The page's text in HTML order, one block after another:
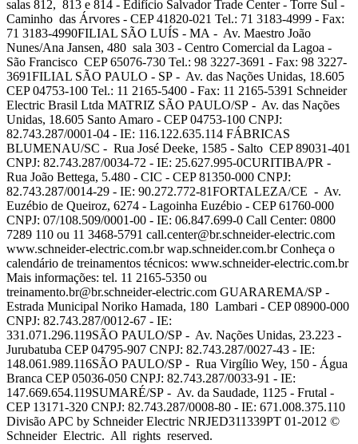
salas 812, 813 e 814 - Edifício Salvador Trade Center - Torre Sul -
Caminho das Árvores - CEP 41820-021 Tel.: 71 3183-4999 - Fax:
71 3183-4990FILIAL SÃO LUÍS - MA - Av. Maestro João
Nunes/Ana Jansen, 480 sala 303 - Centro Comercial da Lagoa -
São Francisco CEP 65076-730 Tel.: 98 3227-3691 - Fax: 98 3227-
3691FILIAL SÃO PAULO - SP - Av. das Nações Unidas, 18.605
CEP 04753-100 Tel.: 11 2165-5400 - Fax: 11 2165-5391 Schneider
Electric Brasil Ltda MATRIZ SÃO PAULO/SP - Av. das Nações
Unidas, 18.605 Santo Amaro - CEP 04753-100 CNPJ:
82.743.287/0001-04 - IE: 116.122.635.114 FÁBRICAS
BLUMENAU/SC - Rua José Deeke, 1585 - Salto CEP 89031-401
CNPJ: 82.743.287/0034-72 - IE: 25.627.995-0CURITIBA/PR -
Rua João Bettega, 5.480 - CIC - CEP 81350-000 CNPJ:
82.743.287/0014-29 - IE: 90.272.772-81FORTALEZA/CE - Av.
Euzébio de Queiroz, 6274 - Lagoinha Euzébio - CEP 61760-000
CNPJ: 07/108.509/0001-00 - IE: 06.847.699-0 Call Center: 0800
7289 110 ou 11 3468-5791 call.center@br.schneider-electric.com
www.schneider-electric.com.br wap.schneider.com.br Conheça o
calendário de treinamentos técnicos: www.schneider-electric.com.br
Mais informações: tel. 11 2165-5350 ou
treinamento.br@br.schneider-electric.com GUARAREMA/SP -
Estrada Municipal Noriko Hamada, 180 Lambari - CEP 08900-000
CNPJ: 82.743.287/0012-67 - IE:
331.071.296.119SÃO PAULO/SP - Av. Nações Unidas, 23.223 -
Jurubatuba CEP 04795-907 CNPJ: 82.743.287/0027-43 - IE:
148.061.989.116SÃO PAULO/SP - Rua Virgílio Wey, 150 - Água
Branca CEP 05036-050 CNPJ: 82.743.287/0033-91 - IE:
147.669.654.119SUMARÉ/SP - Av. da Saudade, 1125 - Frutal -
CEP 13171-320 CNPJ: 82.743.287/0008-80 - IE: 671.008.375.110
Divisão APC by Schneider Electric NRJED311339PT 01-2012 ©
Schneider Electric. All rights reserved.